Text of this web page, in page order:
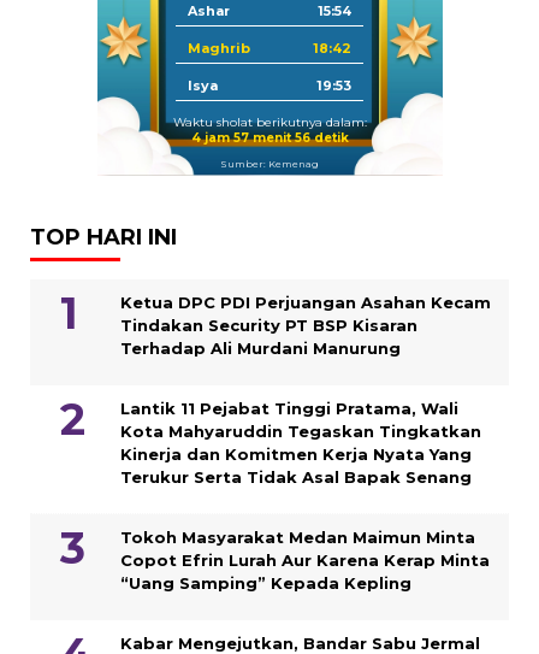
Ashar 15:54
Maghrib 18:42
Isya 19:53
Waktu sholat berikutnya dalam:
4 jam 57 menit 56 detik
Sumber: Kemenag
TOP HARI INI
Ketua DPC PDI Perjuangan Asahan Kecam
Tindakan Security PT BSP Kisaran
Terhadap Ali Murdani Manurung
Lantik 11 Pejabat Tinggi Pratama, Wali
Kota Mahyaruddin Tegaskan Tingkatkan
Kinerja dan Komitmen Kerja Nyata Yang
Terukur Serta Tidak Asal Bapak Senang
Tokoh Masyarakat Medan Maimun Minta
Copot Efrin Lurah Aur Karena Kerap Minta
“Uang Samping” Kepada Kepling
Kabar Mengejutkan, Bandar Sabu Jermal